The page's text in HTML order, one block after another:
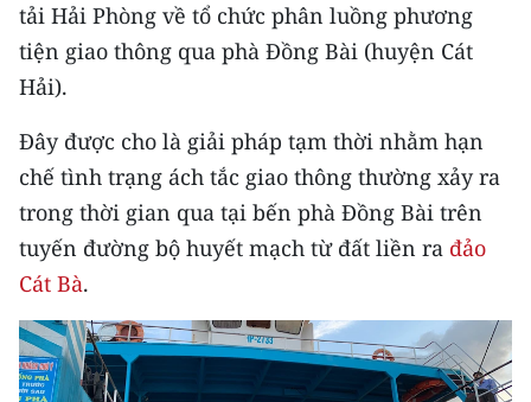
54 DÂN TỘC VIỆT NAM
CHƯƠNG TRÌNH OCOP - MỖI XÃ
RADIO
MEDIA CENTER
Video
tải Hải Phòng về tổ chức phân luồng phương
tiện giao thông qua phà Đồng Bài (huyện Cát
Hải).
Đây được cho là giải pháp tạm thời nhằm hạn
chế tình trạng ách tắc giao thông thường xảy ra
trong thời gian qua tại bến phà Đồng Bài trên
tuyến đường bộ huyết mạch từ đất liền ra đảo
Cát Bà.